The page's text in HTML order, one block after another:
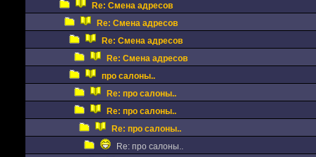
Re: Смена адресов
Re: Смена адресов
Re: Смена адресов
Re: Смена адресов
про салоны..
Re: про салоны..
Re: про салоны..
Re: про салоны..
Re: про салоны..